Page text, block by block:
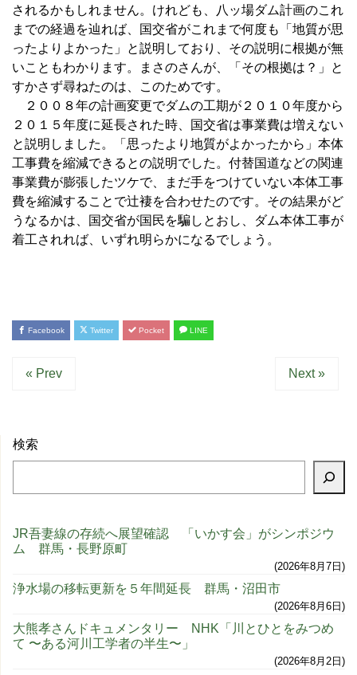
されるかもしれません。けれども、八ッ場ダム計画のこれ
までの経過を辿れば、国交省がこれまで何度も「地質が思
ったよりよかった」と説明しており、その説明に根拠が無
いこともわかります。まさのさんが、「その根拠は？」と
すかさず尋ねたのは、このためです。
２００８年の計画変更でダムの工期が２０１０年度から
２０１５年度に延長された時、国交省は事業費は増えない
と説明しました。「思ったより地質がよかったから」本体
工事費を縮減できるとの説明でした。付替国道などの関連
事業費が膨張したツケで、まだ手をつけていない本体工事
費を縮減することで辻褄を合わせたのです。その結果がど
うなるかは、国交省が国民を騙しとおし、ダム本体工事が
着工されれば、いずれ明らかになるでしょう。
Facebook Twitter Pocket LINE
« Prev Next »
検索
JR吾妻線の存続へ展望確認 「いかす会」がシンポジウ
ム 群馬・長野原町
2026年8月7日
浄水場の移転更新を５年間延長 群馬・沼田市
2026年8月6日
大熊孝さんドキュメンタリー NHK「川とひとをみつめ
て 〜ある河川工学者の半生〜」
2026年8月2日